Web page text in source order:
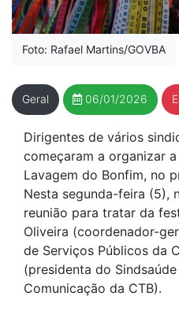
Foto: Rafael Martins/GOVBA
Geral 06/01/2026
Dirigentes de vários
começaram a organizar
Lavagem do Bonfim, no
Nesta segunda-feira (5),
reunião para tratar da
Oliveira (coordenador-
de Serviços Públicos da
(presidenta do
Comunicação da CTB).